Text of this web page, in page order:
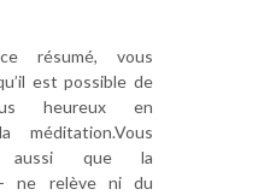
résumé, vous
est possible de
heureux en
méditation.Vous
aussi que la
ne relève ni du